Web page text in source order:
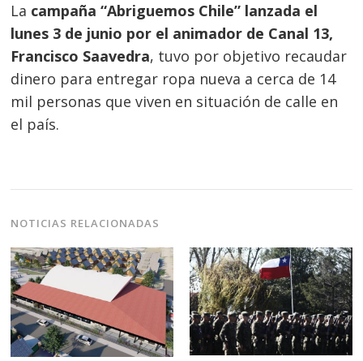
La campaña “Abriguemos Chile” lanzada el
lunes 3 de junio por el animador de Canal 13,
Francisco Saavedra, tuvo por objetivo recaudar
dinero para entregar ropa nueva a cerca de 14
mil personas que viven en situación de calle en
el país.
NOTICIAS RELACIONADAS